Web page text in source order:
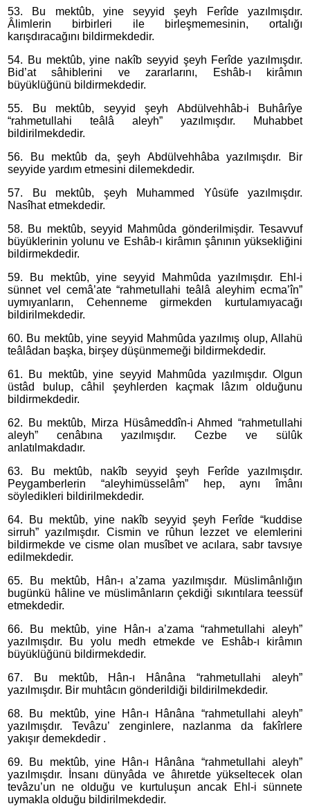
53. Bu mektûb, yine seyyid şeyh Ferîde yazılmışdır.
Âlimlerin birbirleri ile birleşmemesinin, ortalığı
karışdıracağını bildirmekdedir.
54. Bu mektûb, yine nakîb seyyid şeyh Ferîde yazılmışdır.
Bid’at sâhiblerini ve zararlarını, Eshâb-ı kirâmın
büyüklüğünü bildirmekdedir.
55. Bu mektûb, seyyid şeyh Abdülvehhâb-i Buhârîye
“rahmetullahi teâlâ aleyh” yazılmışdır. Muhabbet
bildirilmekdedir.
56. Bu mektûb da, şeyh Abdülvehhâba yazılmışdır. Bir
seyyide yardım etmesini dilemekdedir.
57. Bu mektûb, şeyh Muhammed Yûsüfe yazılmışdır.
Nasîhat etmekdedir.
58. Bu mektûb, seyyid Mahmûda gönderilmişdir. Tesavvuf
büyüklerinin yolunu ve Eshâb-ı kirâmın şânının yüksekliğini
bildirmekdedir.
59. Bu mektûb, yine seyyid Mahmûda yazılmışdır. Ehl-i
sünnet vel cemâ’ate “rahmetullahi teâlâ aleyhim ecma’în”
uymıyanların, Cehenneme girmekden kurtulamıyacağı
bildirilmekdedir.
60. Bu mektûb, yine seyyid Mahmûda yazılmış olup, Allahü
teâlâdan başka, birşey düşünmemeği bildirmekdedir.
61. Bu mektûb, yine seyyid Mahmûda yazılmışdır. Olgun
üstâd bulup, câhil şeyhlerden kaçmak lâzım olduğunu
bildirmekdedir.
62. Bu mektûb, Mirza Hüsâmeddîn-i Ahmed “rahmetullahi
aleyh” cenâbına yazılmışdır. Cezbe ve sülûk
anlatılmakdadır.
63. Bu mektûb, nakîb seyyid şeyh Ferîde yazılmışdır.
Peygamberlerin “aleyhimüsselâm” hep, aynı îmânı
söyledikleri bildirilmekdedir.
64. Bu mektûb, yine nakîb seyyid şeyh Ferîde “kuddise
sirruh” yazılmışdır. Cismin ve rûhun lezzet ve elemlerini
bildirmekde ve cisme olan musîbet ve acılara, sabr tavsıye
edilmekdedir.
65. Bu mektûb, Hân-ı a’zama yazılmışdır. Müslimânlığın
bugünkü hâline ve müslimânların çekdiği sıkıntılara teessüf
etmekdedir.
66. Bu mektûb, yine Hân-ı a’zama “rahmetullahi aleyh”
yazılmışdır. Bu yolu medh etmekde ve Eshâb-ı kirâmın
büyüklüğünü bildirmekdedir.
67. Bu mektûb, Hân-ı Hânâna “rahmetullahi aleyh”
yazılmışdır. Bir muhtâcın gönderildiği bildirilmekdedir.
68. Bu mektûb, yine Hân-ı Hânâna “rahmetullahi aleyh”
yazılmışdır. Tevâzu’ zenginlere, nazlanma da fakîrlere
yakışır demekdedir .
69. Bu mektûb, yine Hân-ı Hânâna “rahmetullahi aleyh”
yazılmışdır. İnsanı dünyâda ve âhıretde yükseltecek olan
tevâzu’un ne olduğu ve kurtuluşun ancak Ehl-i sünnete
uymakla olduğu bildirilmekdedir.